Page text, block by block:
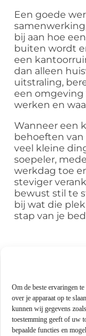
Om de beste ervaringen
over je apparaat op te
kunnen wij gegevens
toestemming geeft of uw
bepaalde functies en
Een goede
bij aan hoe
buiten wordt
een
dan alleen
uitstraling,
een
werken en
Wanneer een
behoeften van
veel kleine
soepeler,
werkdag toe
steviger
bewust stil te
bij wat die
stap van je
Waarom is